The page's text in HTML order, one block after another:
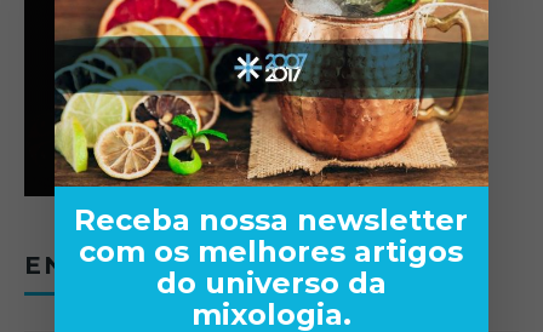
ENTREVISTAS
Receba nossa newsletter
com os melhores artigos
do universo da
mixologia.